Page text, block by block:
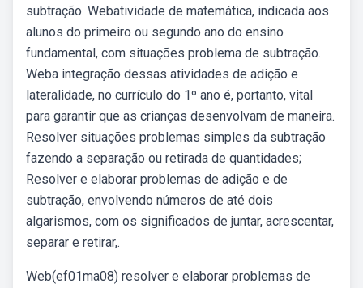
subtração. Webatividade de matemática, indicada aos
alunos do primeiro ou segundo ano do ensino
fundamental, com situações problema de subtração.
Weba integração dessas atividades de adição e
lateralidade, no currículo do 1º ano é, portanto, vital
para garantir que as crianças desenvolvam de maneira.
Resolver situações problemas simples da subtração
fazendo a separação ou retirada de quantidades;
Resolver e elaborar problemas de adição e de
subtração, envolvendo números de até dois
algarismos, com os significados de juntar, acrescentar,
separar e retirar,.
Web(ef01ma08) resolver e elaborar problemas de